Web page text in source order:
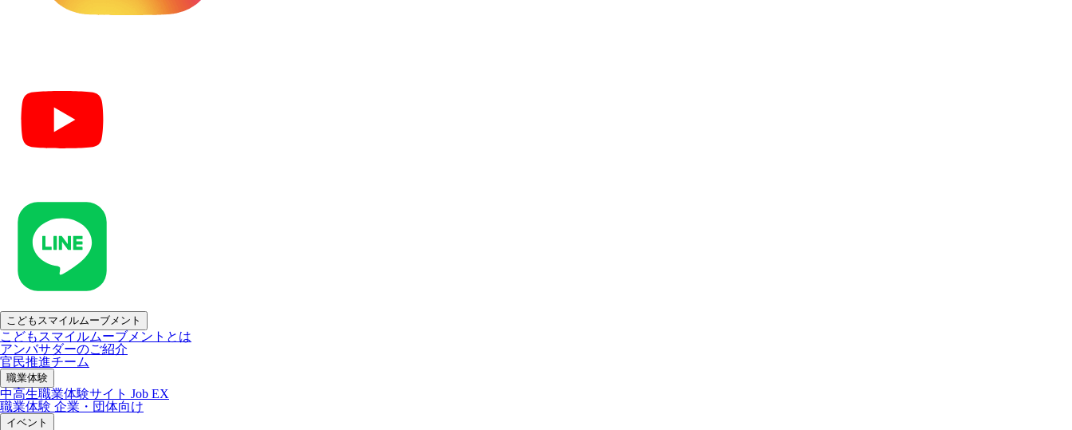
こどもスマイルムーブメント
こどもスマイルムーブメントとは
アンバサダーのご紹介
官民推進チーム
職業体験
中高生職業体験サイト Job EX
職業体験 企業・団体向け
イベント